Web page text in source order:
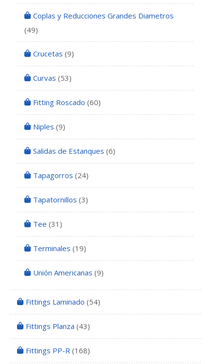
Coplas y Reducciones Grandes Diametros
(49)
Crucetas (9)
Curvas (53)
Fitting Roscado (60)
Niples (9)
Salidas de Estanques (6)
Tapagorros (24)
Tapatornillos (3)
Tee (31)
Terminales (19)
Unión Americanas (9)
Fittings Laminado (54)
Fittings Planza (43)
Fittings PP-R (168)